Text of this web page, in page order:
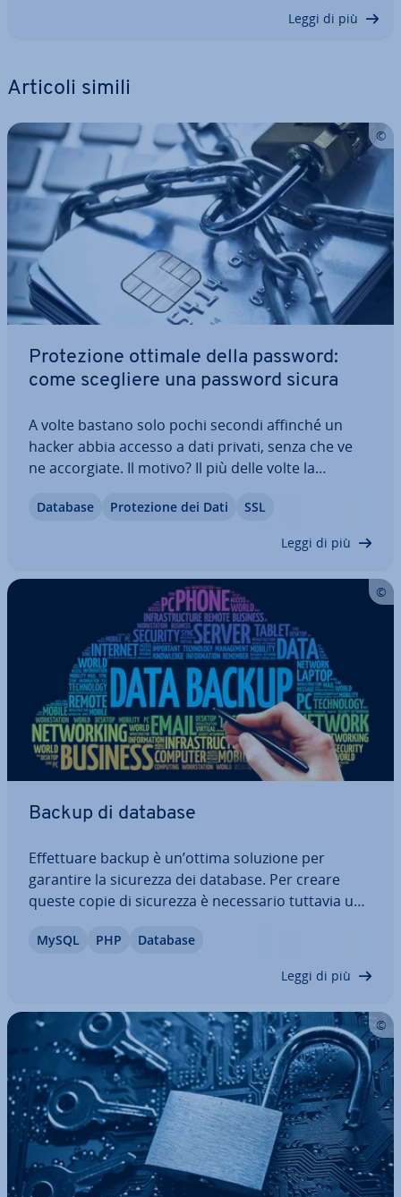
Leggi di più
Articoli simili
Pro­te­zio­ne ottimale della password:
come scegliere una password sicura
A volte bastano solo pochi secondi affinché un
hacker abbia accesso a dati privati, senza che ve
ne ac­cor­gia­te. Il motivo? Il più delle volte la
te­zio­ne per il login di servizi online e troppo
Database Pro­te­zio­ne dei Dati SSL
Leggi di più
Backup di database
Ef­fet­tua­re backup è un’ottima soluzione per
garantire la sicurezza dei database. Per creare
queste copie di sicurezza è ne­ces­sa­rio tuttavia un
strutture di backup adatte. Come mettete al sicuro
MySQL PHP Database
Leggi di più